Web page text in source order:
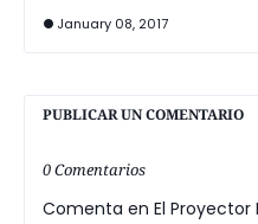
January 08, 2017
PUBLICAR UN COMENTARIO
0 Comentarios
Comenta en El Proyector